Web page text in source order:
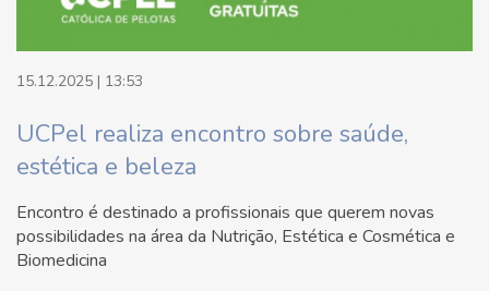
15.12.2025 | 13:53
UCPel realiza encontro sobre saúde,
estética e beleza
Encontro é destinado a profissionais que querem novas
possibilidades na área da Nutrição, Estética e Cosmética e
Biomedicina